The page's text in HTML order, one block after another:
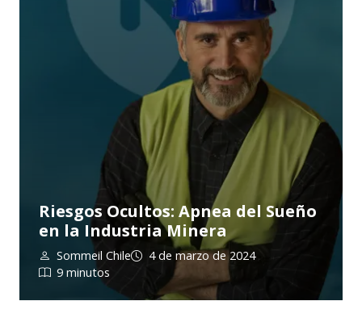
Riesgos Ocultos: Apnea del Sueño
en la Industria Minera
Sommeil Chile
4 de marzo de 2024
9 minutos